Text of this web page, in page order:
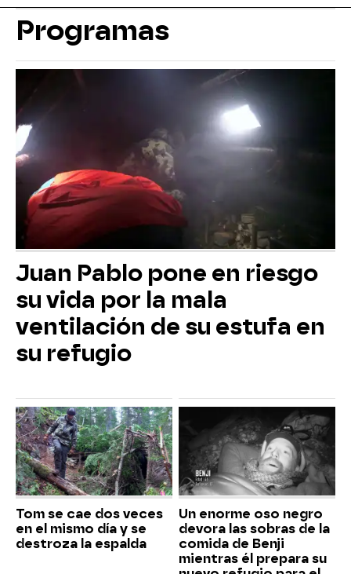
Programas
Juan Pablo pone en riesgo
su vida por la mala
ventilación de su estufa en
su refugio
Tom se cae dos veces
en el mismo día y se
destroza la espalda
Un enorme oso negro
devora las sobras de la
comida de Benji
mientras él prepara su